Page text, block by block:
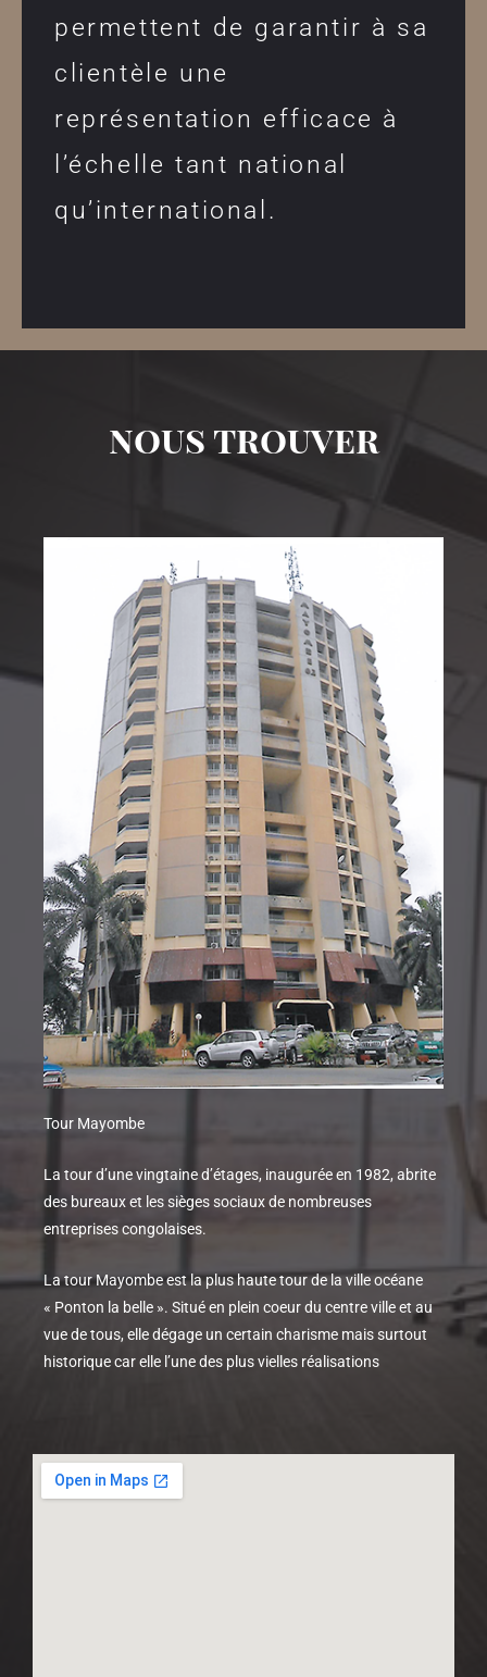
permettent de garantir à sa
clientèle une
représentation efficace à
l’échelle tant national
qu’international.
nous trouver
Tour Mayombe
La tour d’une vingtaine d’étages, inaugurée en 1982, abrite
des bureaux et les sièges sociaux de nombreuses
entreprises congolaises.
La tour Mayombe est la plus haute tour de la ville océane
« Ponton la belle ». Situé en plein coeur du centre ville et au
vue de tous, elle dégage un certain charisme mais surtout
historique car elle l’une des plus vielles réalisations